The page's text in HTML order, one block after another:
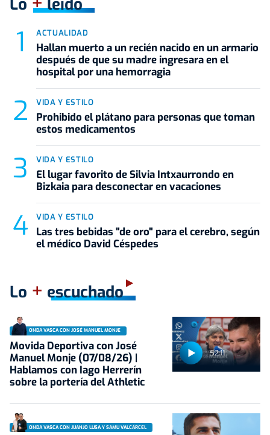
Lo leído
ACTUALIDAD
Hallan muerto a un recién nacido en un armario
después de que su madre ingresara en el
hospital por una hemorragia
VIDA Y ESTILO
Prohibido el plátano para personas que toman
estos medicamentos
VIDA Y ESTILO
El lugar favorito de Silvia Intxaurrondo en
Bizkaia para desconectar en vacaciones
VIDA Y ESTILO
Las tres bebidas "de oro" para el cerebro, según
el médico David Céspedes
Lo + escuchado
52:11
ONDA VASCA CON JOSÉ MANUEL MONJE
Movida Deportiva con José
Manuel Monje (07/08/26) |
Hablamos con Iago Herrerín
sobre la portería del Athletic
ONDA VASCA CON JUANJO LUSA Y SAMU VALCÁRCEL